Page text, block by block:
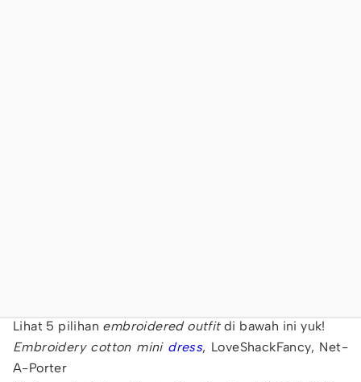
Lihat 5 pilihan embroidered outfitdi bawah ini yuk!
Embroidery cotton mini dress, LoveShackFancy, Net-
A-Porter